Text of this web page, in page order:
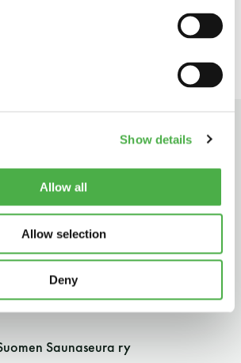
Show details
Allow all
Allow selection
Deny
ensimmäinen lauantai on on
Hinnasto
12 €
25 €
Saunaseura ry